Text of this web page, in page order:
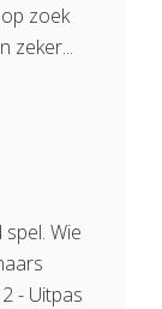
zoek
zeker...
Wie
- Uitpas